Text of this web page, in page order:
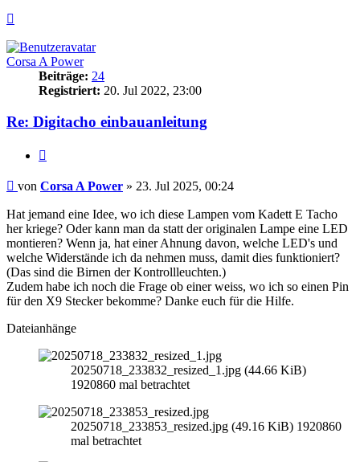
Corsa A Power
Beiträge: 24
Registriert: 20. Jul 2022, 23:00
Re: Digitacho einbauanleitung
Beitrag
von Corsa A Power » 23. Jul 2025, 00:24
Hat jemand eine Idee, wo ich diese Lampen vom Kadett E Tacho
her kriege? Oder kann man da statt der originalen Lampe eine LED
montieren? Wenn ja, hat einer Ahnung davon, welche LED's und
welche Widerstände ich da nehmen muss, damit dies funktioniert?
(Das sind die Birnen der Kontrollleuchten.)
Zudem habe ich noch die Frage ob einer weiss, wo ich so einen Pin
für den X9 Stecker bekomme? Danke euch für die Hilfe.
Dateianhänge
20250718_233832_resized_1.jpg (44.66 KiB)
1920860 mal betrachtet
20250718_233853_resized.jpg (49.16 KiB) 1920860
mal betrachtet